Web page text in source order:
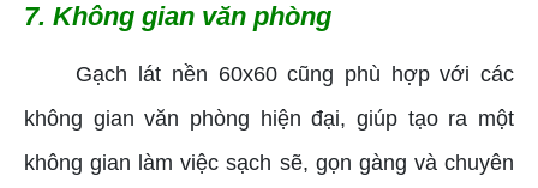
7. Không gian văn phòng
Gạch lát nền 60x60 cũng phù hợp với các
không gian văn phòng hiện đại, giúp tạo ra một
không gian làm việc sạch sẽ, gọn gàng và chuyên